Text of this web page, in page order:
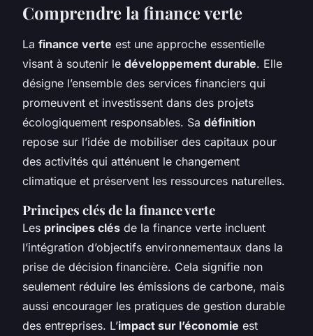
Comprendre la finance verte
La finance verte est une approche essentielle
visant à soutenir le développement durable. Elle
désigne l’ensemble des services financiers qui
promeuvent et investissent dans des projets
écologiquement responsables. Sa définition
repose sur l’idée de mobiliser des capitaux pour
des activités qui atténuent le changement
climatique et préservent les ressources naturelles.
Principes clés de la finance verte
Les principes clés de la finance verte incluent
l’intégration d’objectifs environnementaux dans la
prise de décision financière. Cela signifie non
seulement réduire les émissions de carbone, mais
aussi encourager les pratiques de gestion durable
des entreprises. L’impact sur l’économie est